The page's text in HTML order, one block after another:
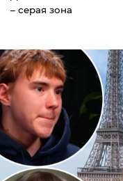
– серая зона